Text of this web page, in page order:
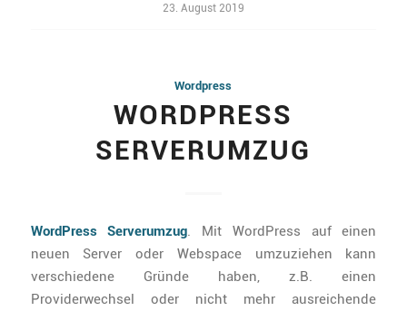
23. August 2019
Wordpress
WORDPRESS
SERVERUMZUG
WordPress Serverumzug. Mit WordPress auf einen
neuen Server oder Webspace umzuziehen kann
verschiedene Gründe haben, z.B. einen
Providerwechsel oder nicht mehr ausreichende